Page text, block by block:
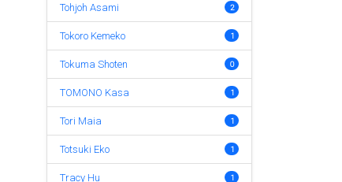
Tohjoh Asami 2
Tokoro Kemeko 1
Tokuma Shoten 0
TOMONO Kasa 1
Tori Maia 1
Totsuki Eko 1
Tracy Hu 1